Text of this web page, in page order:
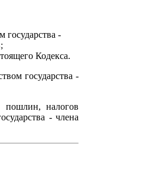
государства -
Кодекса.
государства -
пошлин, налогов
- члена